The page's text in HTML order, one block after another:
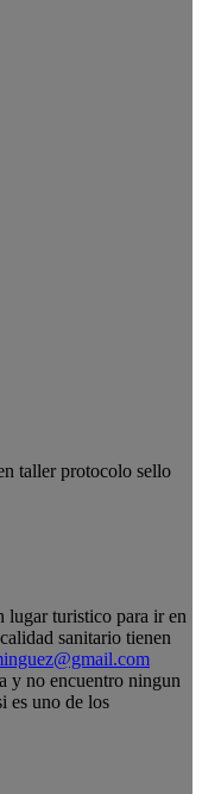
taller protocolo sello
lugar turistico para ir en
sanitario tienen
y no encuentro ningun
es uno de los